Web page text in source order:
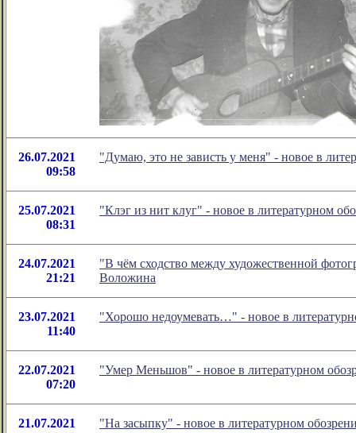
26.07.2021
09:58
"Думаю, это не зависть у меня" - новое в
25.07.2021
08:31
"Клэг из нит клуг" - новое в литературном
24.07.2021
21:21
"В чём сходство между художественной
Воложина
23.07.2021
11:40
"Хорошо недоумевать…" - новое в
22.07.2021
07:20
"Умер Меньшов" - новое в литературном
21.07.2021
"На засыпку" - новое в литературном